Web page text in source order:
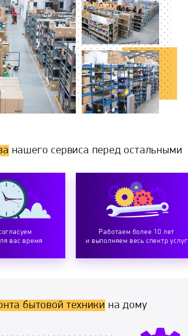
нашего сервиса перед остальными
вас время
Работаем более 10 лет
и выполняем весь спектр услуг
бытовой техники на дому